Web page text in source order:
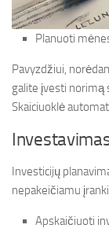
Planuoti
Pavyzdžiui,
galite įvesti norimą
Skaiciuoklė
Investicijų
nepakeičiamu
Apskaičiuoti